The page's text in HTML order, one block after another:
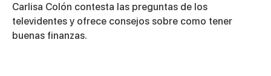
5
minutes,
0
Carlisa Colón contesta las preguntas de los
televidentes y ofrece consejos sobre como tener
buenas finanzas.